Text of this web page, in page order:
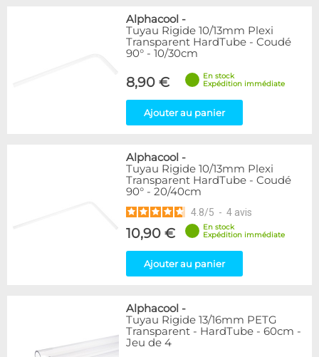
Alphacool -
Tuyau Rigide 10/13mm Plexi
Transparent HardTube - Coudé
90° - 10/30cm
8,90 €
En stock
Expédition immédiate
Ajouter au panier
Alphacool -
Tuyau Rigide 10/13mm Plexi
Transparent HardTube - Coudé
90° - 20/40cm
4.8/5 - 4 avis
10,90 €
En stock
Expédition immédiate
Ajouter au panier
Alphacool -
Tuyau Rigide 13/16mm PETG
Transparent - HardTube - 60cm -
Jeu de 4